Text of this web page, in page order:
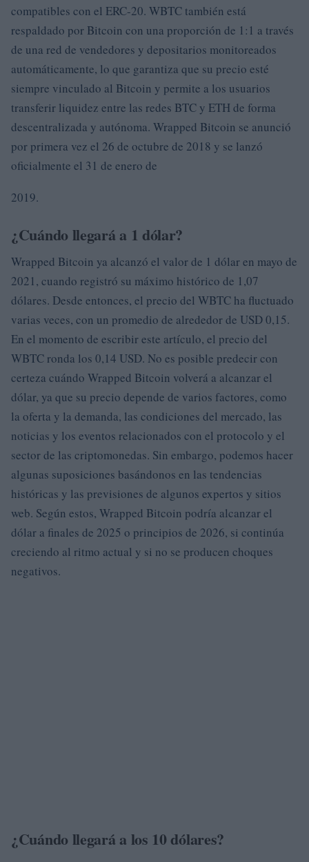
compatibles con el ERC-20. WBTC también está
respaldado por Bitcoin con una proporción de 1:1 a través
de una red de vendedores y depositarios monitoreados
automáticamente, lo que garantiza que su precio esté
siempre vinculado al Bitcoin y permite a los usuarios
transferir liquidez entre las redes BTC y ETH de forma
descentralizada y autónoma. Wrapped Bitcoin se anunció
por primera vez el 26 de octubre de 2018 y se lanzó
oficialmente el 31 de enero de
2019.
¿Cuándo llegará a 1 dólar?
Wrapped Bitcoin ya alcanzó el valor de 1 dólar en mayo de
2021, cuando registró su máximo histórico de 1,07
dólares. Desde entonces, el precio del WBTC ha fluctuado
varias veces, con un promedio de alrededor de USD 0,15.
En el momento de escribir este artículo, el precio del
WBTC ronda los 0,14 USD. No es posible predecir con
certeza cuándo Wrapped Bitcoin volverá a alcanzar el
dólar, ya que su precio depende de varios factores, como
la oferta y la demanda, las condiciones del mercado, las
noticias y los eventos relacionados con el protocolo y el
sector de las criptomonedas. Sin embargo, podemos hacer
algunas suposiciones basándonos en las tendencias
históricas y las previsiones de algunos expertos y sitios
web. Según estos, Wrapped Bitcoin podría alcanzar el
dólar a finales de 2025 o principios de 2026, si continúa
creciendo al ritmo actual y si no se producen choques
negativos.
¿Cuándo llegará a los 10 dólares?